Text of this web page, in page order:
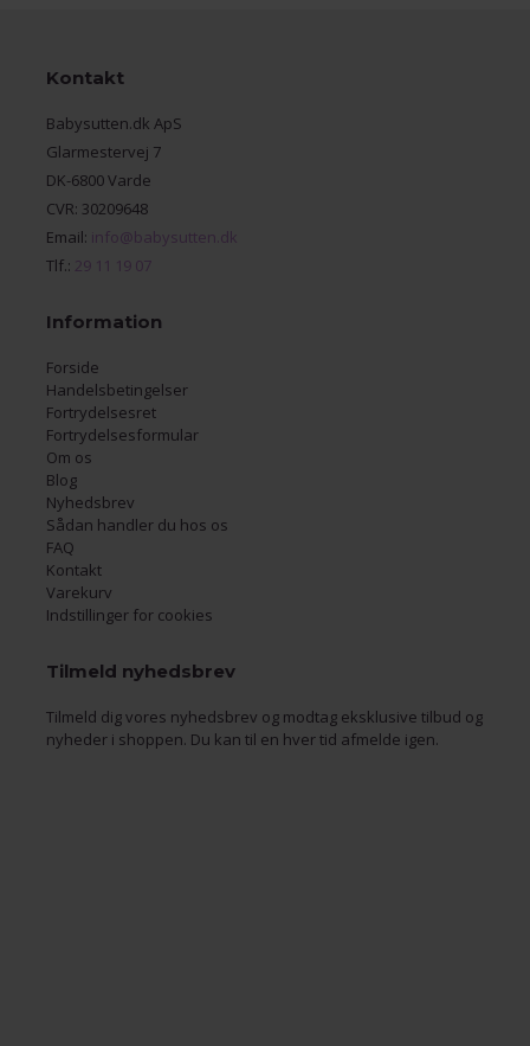
Kontakt
Babysutten.dk ApS
Glarmestervej 7
DK-6800 Varde
CVR: 30209648
Email: info@babysutten.dk
Tlf.: 29 11 19 07
Information
Forside
Handelsbetingelser
Fortrydelsesret
Fortrydelsesformular
Om os
Blog
Nyhedsbrev
Sådan handler du hos os
FAQ
Kontakt
Varekurv
Indstillinger for cookies
Tilmeld nyhedsbrev
Tilmeld dig vores nyhedsbrev og modtag eksklusive tilbud og
nyheder i shoppen. Du kan til en hver tid afmelde igen.